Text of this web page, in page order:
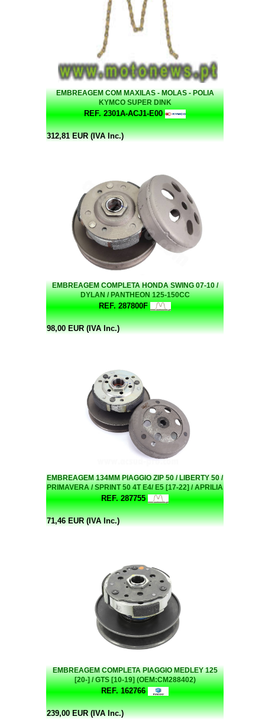
EMBREAGEM COM MAXILAS - MOLAS - POLIA
KYMCO SUPER DINK
REF. 2301A-ACJ1-E00
312,81 EUR (IVA Inc.)
EMBREAGEM COMPLETA HONDA SWING 07-10 /
DYLAN / PANTHEON 125-150CC
REF. 287800F
98,00 EUR (IVA Inc.)
EMBREAGEM 134MM PIAGGIO ZIP 50 / LIBERTY 50 /
PRIMAVERA / SPRINT 50 4T E4/ E5 [17-22] / APRILIA
SXR 50 [21-]
REF. 287755
71,46 EUR (IVA Inc.)
EMBREAGEM COMPLETA PIAGGIO MEDLEY 125
[20-] / GTS [10-19] (OEM:CM288402)
REF. 162766
239,00 EUR (IVA Inc.)